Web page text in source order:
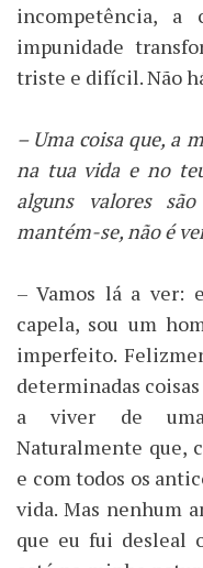
incompetência, a
impunidade
triste e difícil. Não
– Uma coisa que, a
na tua vida e no
alguns valores
mantém-se, não é
– Vamos lá a ver:
capela, sou um
imperfeito.
determinadas
a viver de uma
Naturalmente que,
e com todos os
vida. Mas nenhum
que eu fui desleal